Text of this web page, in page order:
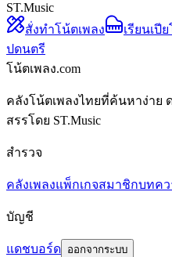
ST.Music
สั่งทำโน้ตเพลง
เรียนเปี
ปดนตรี
โน้ตเพลง.com
คลังโน้ตเพลงไทยที่ค้นหาง่าย
สรรโดย ST.Music
สำรวจ
คลังเพลงแพ็กเกจสมาชิกบทค
บัญชี
แดชบอร์ด ออกจากระบบ